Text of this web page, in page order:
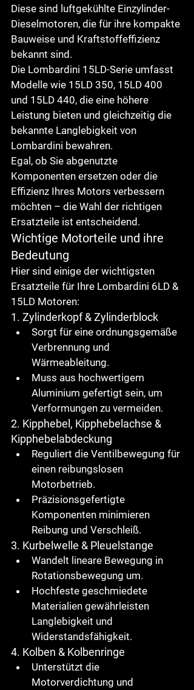
Diese sind luftgekühlte Einzylinder-
Dieselmotoren, die für ihre kompakte
Bauweise und Kraftstoffeffizienz
bekannt sind.
Die Lombardini 15LD-Serie umfasst
Modelle wie 15LD 350, 15LD 400
und 15LD 440, die eine höhere
Leistung bieten und gleichzeitig die
bekannte Langlebigkeit von
Lombardini bewahren.
Egal, ob Sie abgenutzte
Komponenten ersetzen oder die
Effizienz Ihres Motors verbessern
möchten – die Wahl der richtigen
Ersatzteile ist entscheidend.
Wichtige Motorteile und ihre
Bedeutung
Hier sind einige der wichtigsten
Ersatzteile für Ihre Lombardini 6LD &
15LD Motoren:
1. Zylinderkopf & Zylinderblock
Sorgt für eine ordnungsgemäße
Verbrennung und
Wärmeableitung.
Muss aus hochwertigem
Aluminium gefertigt sein, um
Verformungen zu vermeiden.
2. Kipphebel, Kipphebelachse &
Kipphebelabdeckung
Reguliert die Ventilbewegung für
einen reibungslosen
Motorbetrieb.
Präzisionsgefertigte
Komponenten minimieren
Reibung und Verschleiß.
3. Kurbelwelle & Pleuelstange
Wandelt lineare Bewegung in
Rotationsbewegung um.
Hochfeste geschmiedete
Materialien gewährleisten
Langlebigkeit und
Widerstandsfähigkeit.
4. Kolben & Kolbenringe
Unterstützt die
Motorverdichtung und